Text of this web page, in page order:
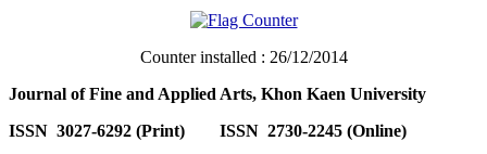
Counter installed : 26/12/2014
Journal of Fine and Applied Arts, Khon Kaen University
ISSN 3027-6292 (Print) ISSN 2730-2245 (Online)